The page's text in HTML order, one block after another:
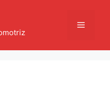
Menú